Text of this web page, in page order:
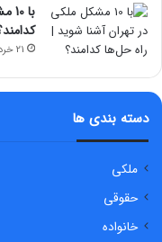
21 خرداد 1404
دسته بندی ها
ملکی
حقوقی
خانواده